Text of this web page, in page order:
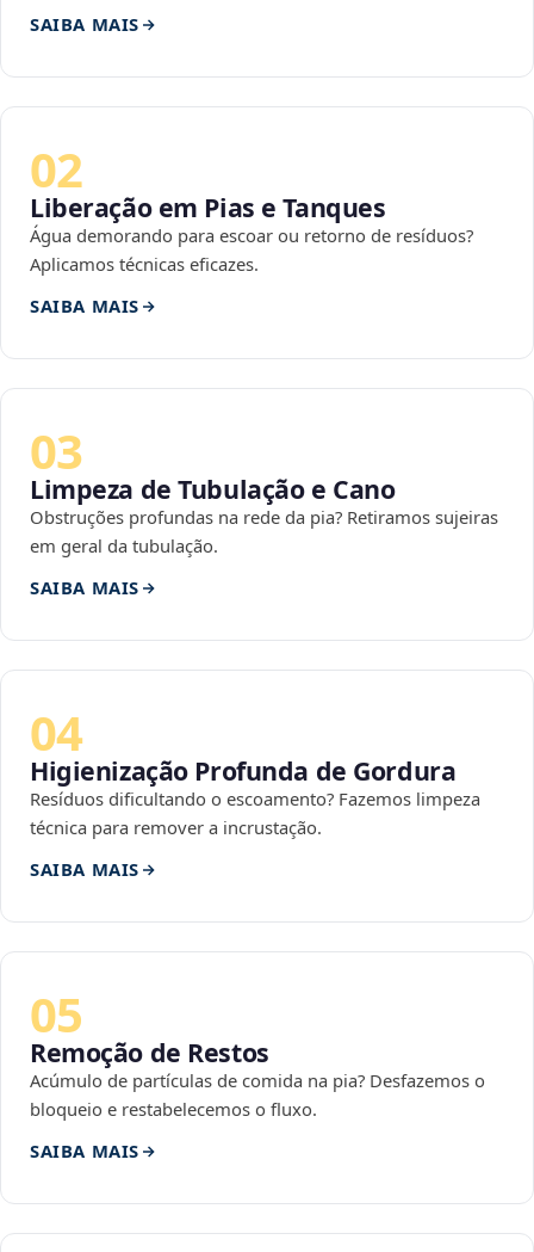
SAIBA MAIS
02
Liberação em Pias e Tanques
Água demorando para escoar ou retorno de resíduos?
Aplicamos técnicas eficazes.
SAIBA MAIS
03
Limpeza de Tubulação e Cano
Obstruções profundas na rede da pia? Retiramos sujeiras
em geral da tubulação.
SAIBA MAIS
04
Higienização Profunda de Gordura
Resíduos dificultando o escoamento? Fazemos limpeza
técnica para remover a incrustação.
SAIBA MAIS
05
Remoção de Restos
Acúmulo de partículas de comida na pia? Desfazemos o
bloqueio e restabelecemos o fluxo.
SAIBA MAIS